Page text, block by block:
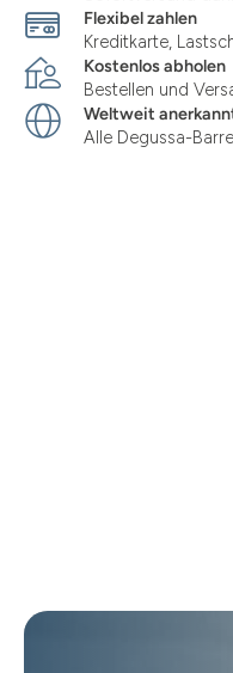
Flexibel zahlen
Kreditkarte,
Kostenlos abholen
Bestellen und
Weltweit
Alle Degussa-